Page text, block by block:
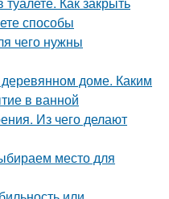
способы
чего нужны
доме. Каким
в ванной
Из чего делают
место для